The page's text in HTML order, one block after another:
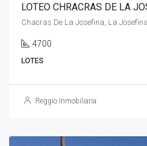
4700
LOTES
Reggio Inmobiliaria